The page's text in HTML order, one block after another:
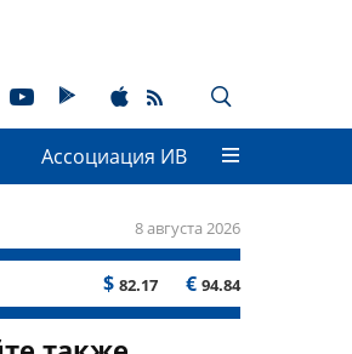
Ассоциация ИВ
8 августа 2026
$ 82.17 € 94.84